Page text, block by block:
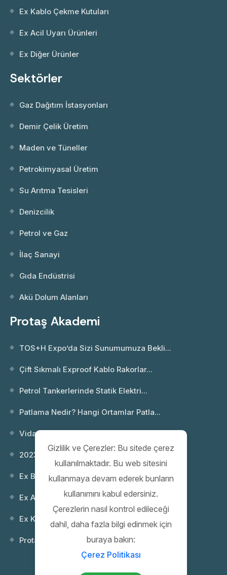
Ex Kablo Çekme Kutuları
Ex Acil Uyarı Ürünleri
Ex Diğer Ürünler
Sektörler
Gaz Dağıtım İstasyonları
Demir Çelik Üretim
Maden ve Tüneller
Petrokimyasal Üretim
Su Arıtma Tesisleri
Denizcilik
Petrol ve Gaz
İlaç Sanayi
Gıda Endüstrisi
Akü Dolum Alanları
Protaş Akademi
TOS+H Expo’da Sizi Sunumumuza Bekli...
Çift Sıkmalı Exproof Kablo Rakorlar...
Petrol Tankerlerinde Statik Elektri...
Patlama Nedir? Hangi Ortamlar Patla...
Vida Dişi Standartları; NPT ve Metr...
2023 Webinar 02: Patlayıcı Ortamlar...
Ex Buatlar
Ex Anahtarlar
Ex Kontrol (Kumanda) Kutuları
Protaş 35. Yıl Gala Gecesi
Gizlilik ve Çerezler: Bu sitede çerez
kullanılmaktadır. Bu web sitesini
kullanmaya devam ederek bunların
kullanımını kabul edersiniz.
Çerezlerin nasıl kontrol edileceği
dahil, daha fazla bilgi edinmek için
buraya bakın:
Çerez Politikası